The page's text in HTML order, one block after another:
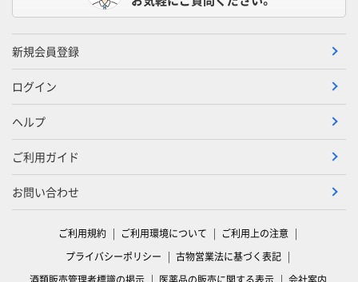
新規会員登録
ログイン
ヘルプ
ご利用ガイド
お問い合わせ
ご利用規約 ご利用環境について
ご利用上の注意
プライバシーポリシー
古物営業法に基づく表記
酒類販売管理者標識の掲示
医薬品の販売に関する表示 会社案内